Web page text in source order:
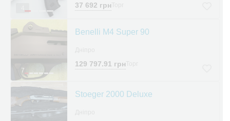
37 692 грн
7
Benelli M4 Super 90
129 797.91 грн
Stoeger 2000 Deluxe